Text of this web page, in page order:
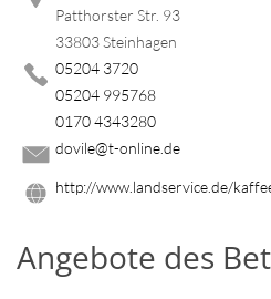
Patthorster Str. 93
33803 Steinhagen
05204 3720
05204 995768
0170 4343280
dovile@t-online.de
http://www.landservice.de/
Angebote des